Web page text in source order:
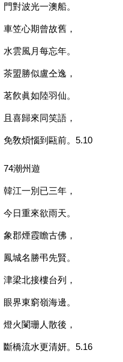
門對波光一澳船。
車笠心期曾故舊，
水雲風月每忘年。
茶盟勝似盧仝逸，
茗飮眞如陸羽仙。
且喜歸來同笑語，
免敎煩惱到甌前。5.10
74潮州遊
韓江一別已三年，
今日重來欲雨天。
象郡煙霞瞻古佛，
鳳城名勝弔先賢。
津梁北接樓台列，
眼界東窮嶺海邊。
燈火闌珊人散後，
斷橋流水更清妍。5.16